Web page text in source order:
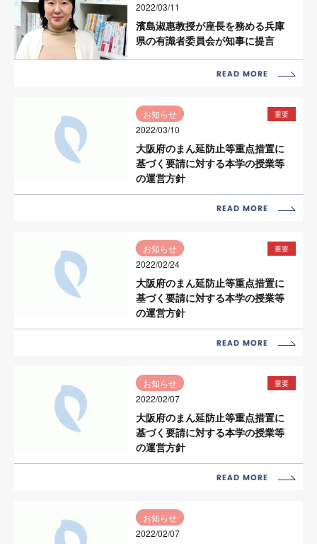
2022/03/11
濱島淑惠教授が座長を務める兵庫
県の有識者委員会が知事に提言
お知らせ
2022/03/10
重要
大阪府のまん延防止等重点措置に
基づく要請に対する本学の授業等
の運営方針
お知らせ
2022/02/24
重要
大阪府のまん延防止等重点措置に
基づく要請に対する本学の授業等
の運営方針
お知らせ
2022/02/07
重要
大阪府のまん延防止等重点措置に
基づく要請に対する本学の授業等
の運営方針
お知らせ
2022/02/07